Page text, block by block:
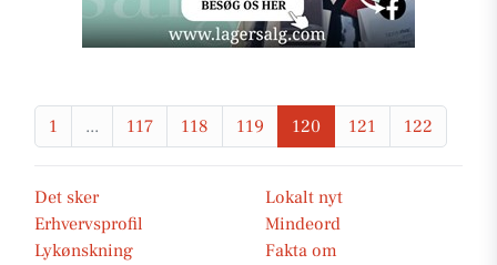
1 ... 117 118 119 120 121 122
Det sker
Lokalt nyt
Erhvervsprofil
Mindeord
Lykønskning
Fakta om